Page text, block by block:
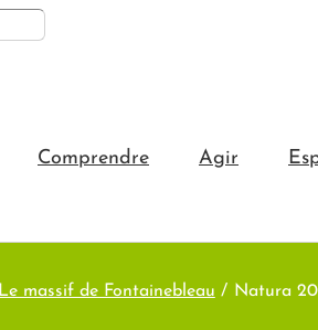
Comprendre Agir
Le massif de Fontainebleau Natura